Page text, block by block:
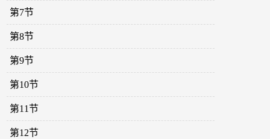
第7节
第8节
第9节
第10节
第11节
第12节